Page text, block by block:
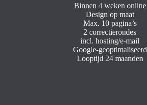
Binnen 4 weken online
Design op maat
Max. 10 pagina’s
2 correctierondes
incl. hosting/e-mail
Google-geoptimaliseerd
Looptijd 24 maanden